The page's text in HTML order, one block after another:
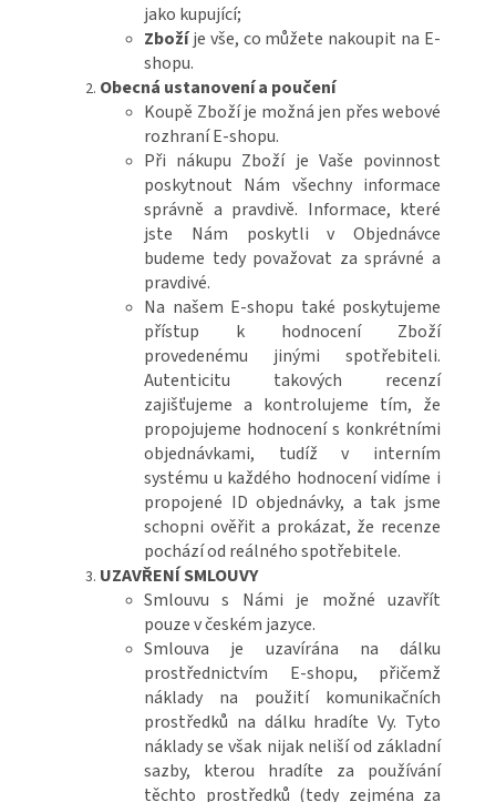
jako kupující;
Zbožíje vše, co můžete nakoupit na E-
shopu.
Obecná ustanovení a poučení
Koupě Zboží je možná jen přes webové
rozhraní E-shopu.
Při nákupu Zboží je Vaše povinnost
poskytnout Nám všechny informace
správně a pravdivě. Informace, které
jste Nám poskytli v Objednávce
budeme tedy považovat za správné a
pravdivé.
Na našem E-shopu také poskytujeme
přístup k hodnocení Zboží
provedenému jinými spotřebiteli.
Autenticitu takových recenzí
zajišťujeme a kontrolujeme tím, že
propojujeme hodnocení s konkrétními
objednávkami, tudíž v interním
systému u každého hodnocení vidíme i
propojené ID objednávky, a tak jsme
schopni ověřit a prokázat, že recenze
pochází od reálného spotřebitele.
UZAVŘENÍ SMLOUVY
Smlouvu s Námi je možné uzavřít
pouze v českém jazyce.
Smlouva je uzavírána na dálku
prostřednictvím E-shopu, přičemž
náklady na použití komunikačních
prostředků na dálku hradíte Vy. Tyto
náklady se však nijak neliší od základní
sazby, kterou hradíte za používání
těchto prostředků (tedy zejména za